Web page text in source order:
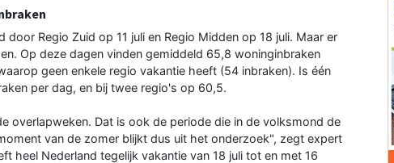
Regio Zuid op 11 juli en Regio Midden op 18 juli. Maar er
Op deze dagen vinden gemiddeld 65,8 woninginbraken
geen enkele regio vakantie heeft (54 inbraken). Is één
per dag, en bij twee regio's op 60,5.
overlapweken. Dat is ook de periode die in de volksmond de
van de zomer blijkt dus uit het onderzoek", zegt expert
heel Nederland tegelijk vakantie van 18 juli tot en met 16